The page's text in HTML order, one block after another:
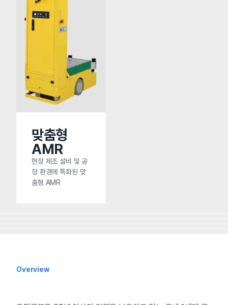
맞춤형
AMR
현장 제조 설비 및 공
장 환경에 특화된 맞
춤형 AMR
Overview